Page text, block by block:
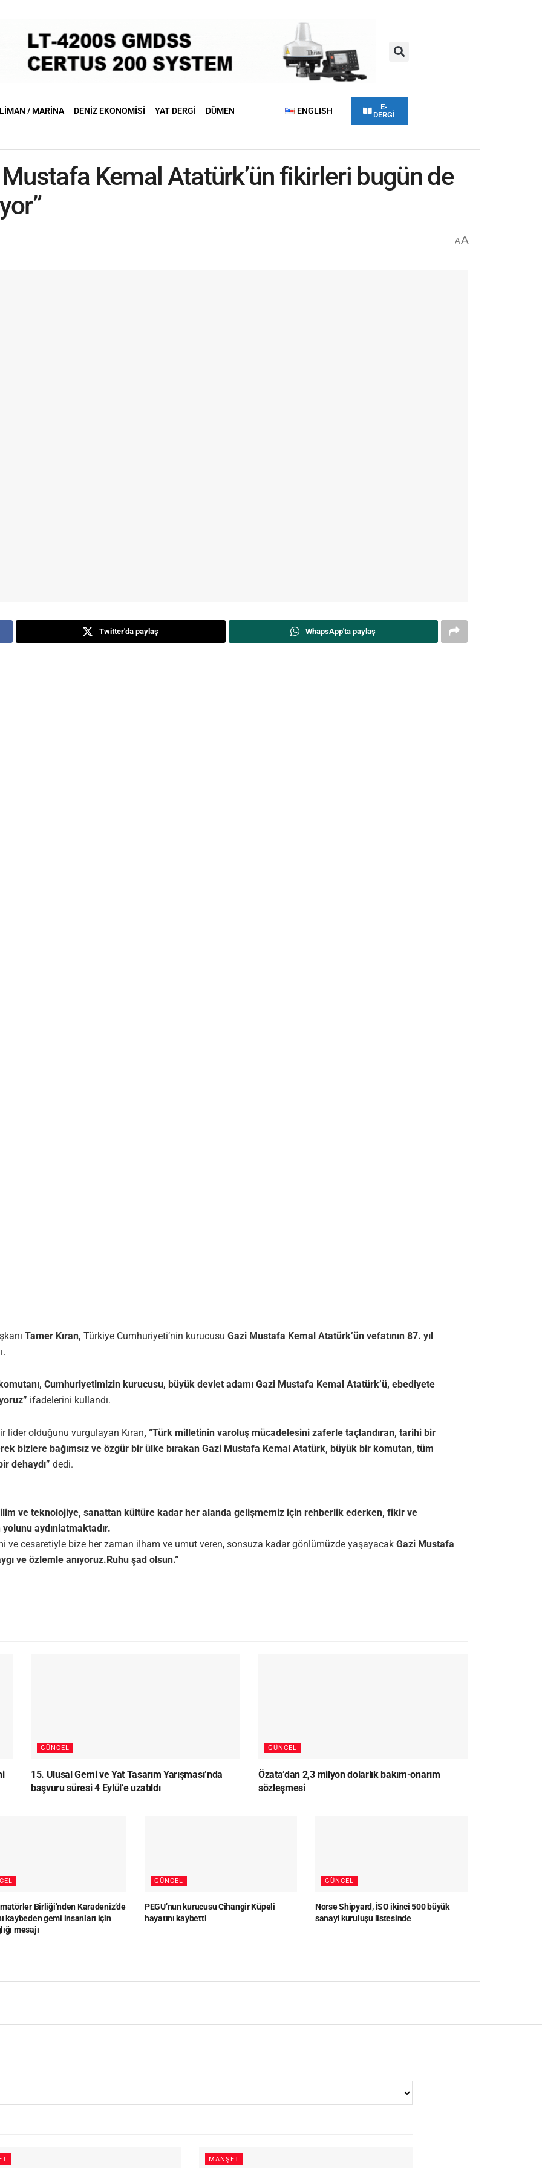
LIMAN / MARINA DENIZ EKONOMISI YAT DERGI DÜMEN ENGLISH
E-
DERGİ
Mustafa Kemal Atatürk’ün fikirleri bugün de
AA
Twitter'da paylaş WhapsApp'ta paylaş
Tamer Kıran, Türkiye Cumhuriyeti’nin kurucusu Gazi Mustafa Kemal Atatürk’ün vefatının 87. yıl
Cumhuriyetimizin kurucusu, büyük devlet adamı Gazi Mustafa Kemal Atatürk’ü, ebediyete
” ifadelerini kullandı.
lider olduğunu vurgulayan Kıran, “Türk milletinin varoluş mücadelesini zaferle taçlandıran, tarihi bir
bizlere bağımsız ve özgür bir ülke bırakan Gazi Mustafa Kemal Atatürk, büyük bir komutan, tüm
dehaydı” dedi.
ve teknolojiye, sanattan kültüre kadar her alanda gelişmemiz için rehberlik ederken, fikir ve
aydınlatmaktadır.
ve cesaretiyle bize her zaman ilham ve umut veren, sonsuza kadar gönlümüzde yaşayacak Gazi Mustafa
ve özlemle anıyoruz.Ruhu şad olsun.”
GÜNCEL
15. Ulusal Gemi ve Yat Tasarım Yarışması’nda
başvuru süresi 4 Eylül’e uzatıldı
GÜNCEL
Özata’dan 2,3 milyon dolarlık bakım-onarım
sözleşmesi
Birliği’nden Karadeniz’de
kaybeden gemi insanları için
mesajı
GÜNCEL
PEGU’nun kurucusu Cihangir Küpeli
hayatını kaybetti
GÜNCEL
Norse Shipyard, İSO ikinci 500 büyük
sanayi kuruluşu listesinde
MANŞET